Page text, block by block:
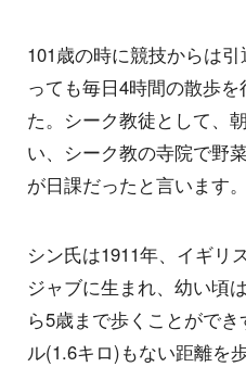
101歳の時に競技からは
っても毎日4時間の散歩
た。シーク教徒として、
い、シーク教の寺院で野
が日課だったと言います。
シン氏は1911年、イギリ
ジャブに生まれ、幼い頃
ら5歳まで歩くことがで
ル(1.6キロ)もない距離を